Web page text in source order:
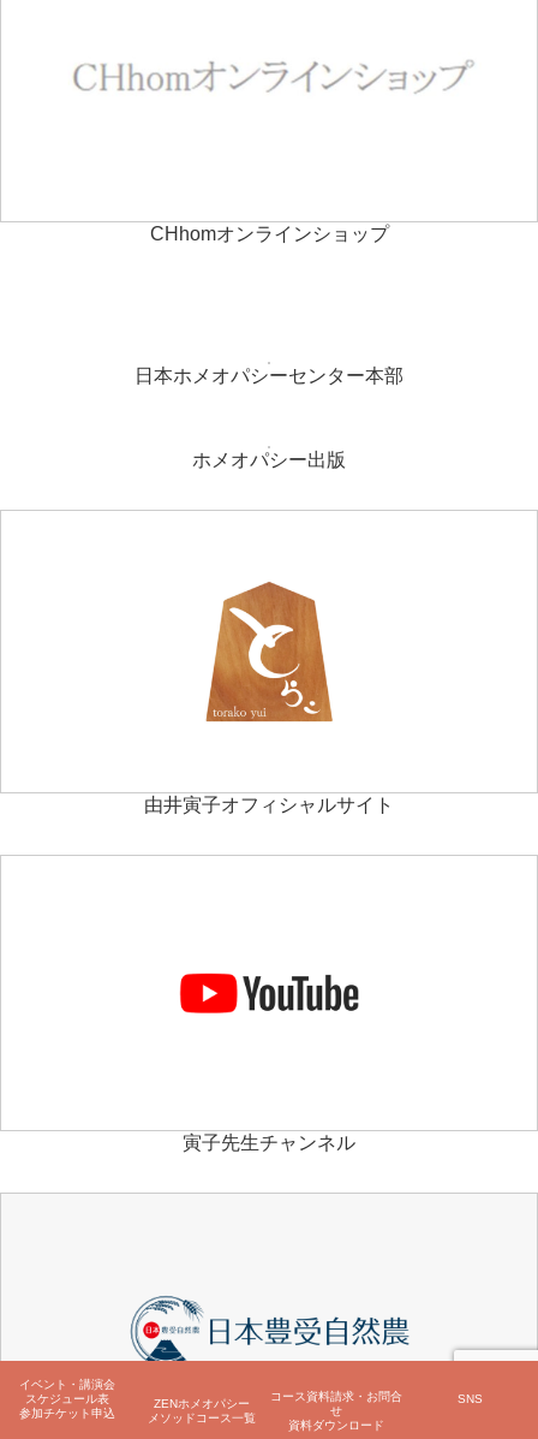
イベント・講演会
スケジュール表
参加チケット申込
ZENホメオパシー
メソッドコース一覧
コース資料請求・お問合
せ
資料ダウンロード
SNS
CHhomオンラインショップ
日本ホメオパシーセンター本部
ホメオパシー出版
由井寅子オフィシャルサイト
寅子先生チャンネル